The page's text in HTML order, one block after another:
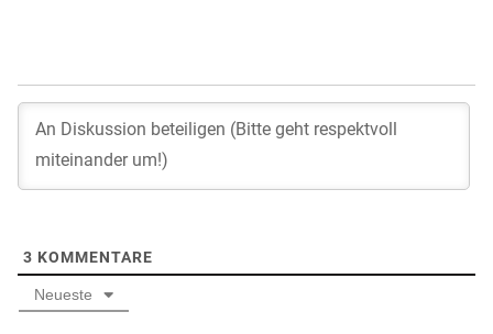
3 KOMMENTARE
Neueste